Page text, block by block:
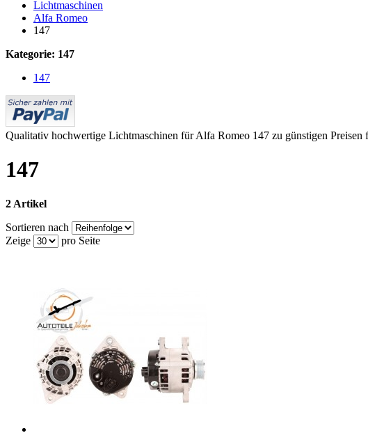
Lichtmaschinen
Alfa Romeo
147
Kategorie: 147
147
Qualitativ hochwertige Lichtmaschinen für Alfa Romeo 147 zu günstigen
147
2 Artikel
Sortieren nach
Zeige
pro Seite